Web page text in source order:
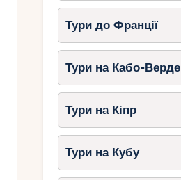
Тури до Франції
Тури на Кабо-Верде
Тури на Кіпр
Тури на Кубу